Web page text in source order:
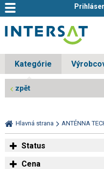
Kategórie
zpět
Hlavná strana ANTÉNNA
Status
Cena